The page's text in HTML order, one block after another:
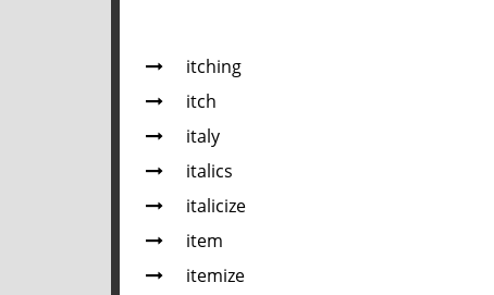
itching
itch
italy
italics
italicize
item
itemize